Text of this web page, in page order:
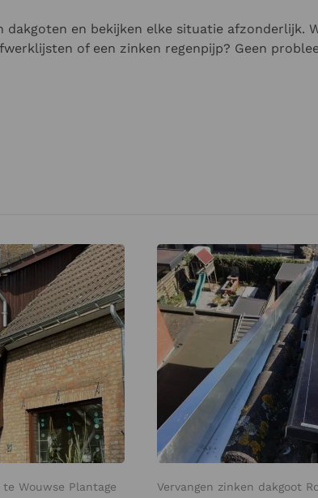
en bekijken elke situatie afzonderlijk.
of een zinken regenpijp? Geen
Wouwse Plantage Vervangen zinken dakgoot